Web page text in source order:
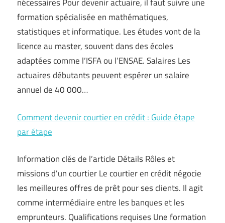
formation spécialisée en mathématiques,
statistiques et informatique. Les études vont de la
licence au master, souvent dans des écoles
adaptées comme l’ISFA ou l’ENSAE. Salaires Les
actuaires débutants peuvent espérer un salaire
annuel de 40 000…
Comment devenir courtier en crédit : Guide étape
par étape
Information clés de l’article Détails Rôles et
missions d’un courtier Le courtier en crédit négocie
les meilleures offres de prêt pour ses clients. Il agit
comme intermédiaire entre les banques et les
emprunteurs. Qualifications requises Une formation